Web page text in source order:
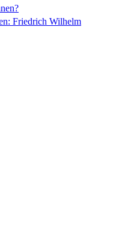
Friedrich Wilhelm